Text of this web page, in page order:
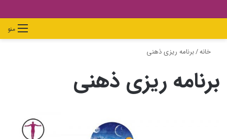
منوجستجو
برایپوسته
سبد
خانه/برنامه ریزی ذهنی
برنامه ریزی ذهنی